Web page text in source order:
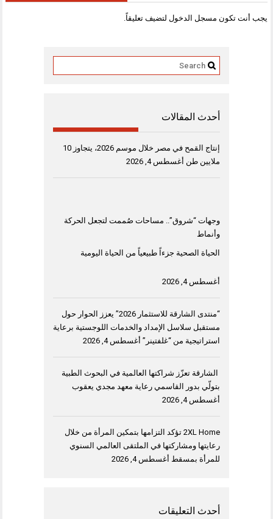
يجب أنت تكون مسجل الدخول لتضيف تعليقاً.
أحدث المقالات
إنتاج القمح في مصر خلال موسم 2026، يتجاوز 10
ملايين طن أغسطس 4, 2026
وجهات “شروق”.. مساحات صُممت لتجعل الحركة
وأنماط
الحياة الصحية جزءاً طبيعياً من الحياة اليومية
أغسطس 4, 2026
“منتدى الشارقة للاستثمار 2026” يعزز الحوار حول
مستقبل سلاسل الإمداد والخدمات اللوجستية برعاية
استراتيجية من “غلفتينر” أغسطس 4, 2026
الشارقة تعزّز شراكتها العالمية في البحوث الطبية
بتولّي بدور القاسمي رعاية معهد مجدي يعقوب
أغسطس 4, 2026
2XL Home تؤكد التزامها بتمكين المرأة من خلال
رعايتها ومشاركتها في الملتقى العالمي السنوي
للمرأة بمسقط أغسطس 4, 2026
أحدث التعليقات